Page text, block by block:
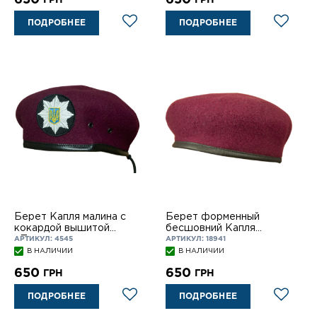
ПОДРОБНЕЕ ПОДРОБНЕЕ
Берет Капля малина c
кокардой вышитой
«Полиция»
АРТИКУЛ: 4545
В НАЛИЧИИ
650 ГРН
ПОДРОБНЕЕ
Берет форменный
бесшовний Капля
малина с
подкокардником
АРТИКУЛ: 18941
В НАЛИЧИИ
650 ГРН
ПОДРОБНЕЕ